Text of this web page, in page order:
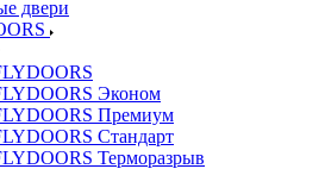
двери
Эконом
Премиум
Стандарт
Терморазрыв